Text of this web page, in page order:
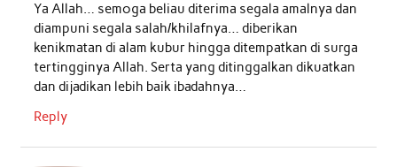
k
p
n
Ya Allah… semoga beliau diterima segala amalnya dan
diampuni segala salah/khilafnya… diberikan
kenikmatan di alam kubur hingga ditempatkan di surga
tertingginya Allah. Serta yang ditinggalkan dikuatkan
dan dijadikan lebih baik ibadahnya…
Reply